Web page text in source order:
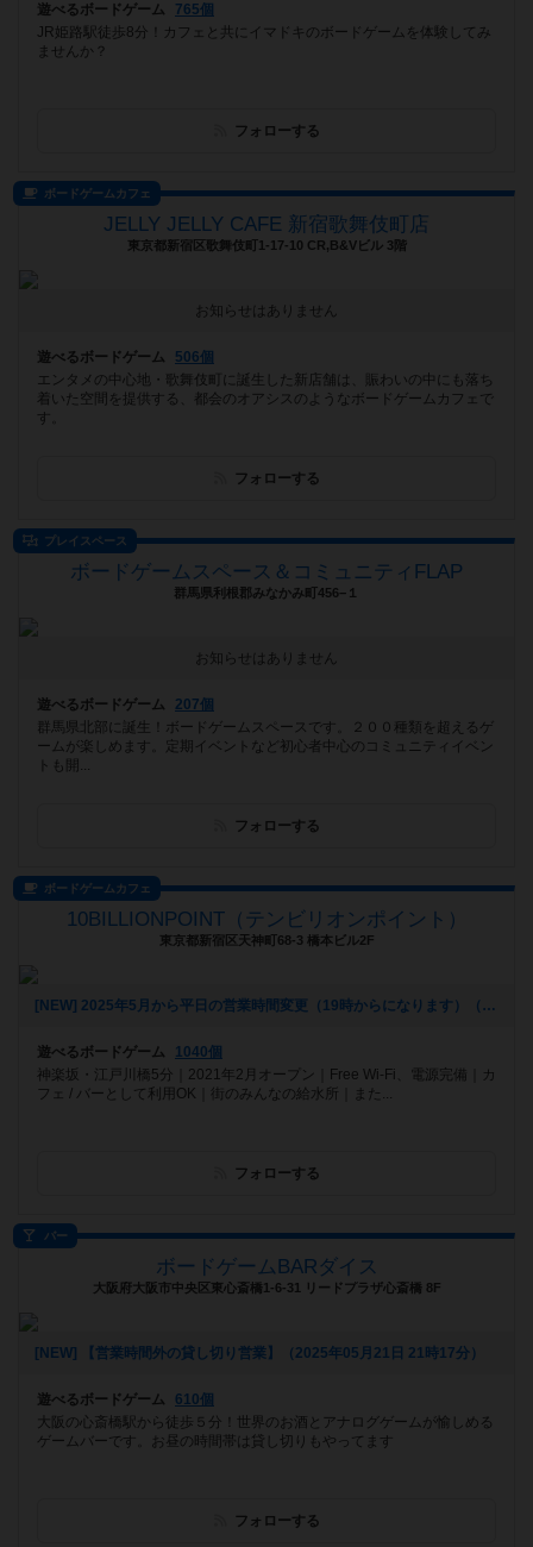
遊べるボードゲーム
765個
JR姫路駅徒歩8分！カフェと共にイマドキのボードゲームを体験してみ
ませんか？
フォローする
ボードゲームカフェ
JELLY JELLY CAFE 新宿歌舞伎町店
東京都新宿区歌舞伎町1-17-10 CR,B&Vビル 3階
お知らせはありません
遊べるボードゲーム
506個
エンタメの中心地・歌舞伎町に誕生した新店舗は、賑わいの中にも落ち
着いた空間を提供する、都会のオアシスのようなボードゲームカフェで
す。
フォローする
プレイスペース
ボードゲームスペース＆コミュニティFLAP
群馬県利根郡みなかみ町456−１
お知らせはありません
遊べるボードゲーム
207個
群馬県北部に誕生！ボードゲームスペースです。２００種類を超えるゲ
ームが楽しめます。定期イベントなど初心者中心のコミュニティイベン
トも開...
フォローする
ボードゲームカフェ
10BILLIONPOINT（テンビリオンポイント）
東京都新宿区天神町68-3 橋本ビル2F
[NEW] 2025年5月から平日の営業時間変更（19時からになります）（2025年06月20日 16時25分）
遊べるボードゲーム
1040個
神楽坂・江戸川橋5分｜2021年2月オープン｜Free Wi-Fi、電源完備｜カ
フェ / バーとして利用OK｜街のみんなの給水所｜また...
フォローする
バー
ボードゲームBARダイス
大阪府大阪市中央区東心斎橋1-6-31 リードプラザ心斎橋 8F
[NEW] 【営業時間外の貸し切り営業】（2025年05月21日 21時17分）
遊べるボードゲーム
610個
大阪の心斎橋駅から徒歩５分！世界のお酒とアナログゲームが愉しめる
ゲームバーです。お昼の時間帯は貸し切りもやってます
フォローする